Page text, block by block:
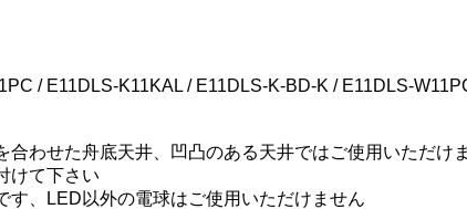
/ E11DLS-K11KAL / E11DLS-K-BD-K / E11DLS-
合わせた舟底天井、凹凸のある天井ではご使用いただけ
けて下さい
す、LED以外の電球はご使用いただけません